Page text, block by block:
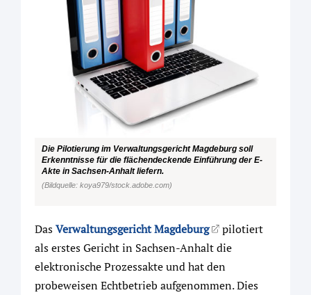
Die Pilotierung im Verwaltungsgericht Magdeburg soll
Erkenntnisse für die flächendeckende Einführung der E-
Akte in Sachsen-Anhalt liefern.
(Bildquelle: koya979/stock.adobe.com)
DasVerwaltungsgericht Magdeburg
pilotiert
als erstes Gericht in Sachsen-Anhalt die
elektronische Prozessakte und hat den
probeweisen Echtbetrieb aufgenommen. Dies